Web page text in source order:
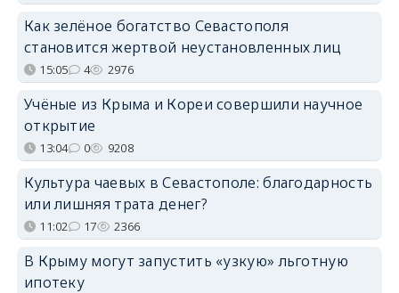
Как зелёное богатство Севастополя
становится жертвой неустановленных лиц
15:05 4 2976
Учёные из Крыма и Кореи совершили научное
открытие
13:04 0 9208
Культура чаевых в Севастополе: благодарность
или лишняя трата денег?
11:02 17 2366
В Крыму могут запустить «узкую» льготную
ипотеку